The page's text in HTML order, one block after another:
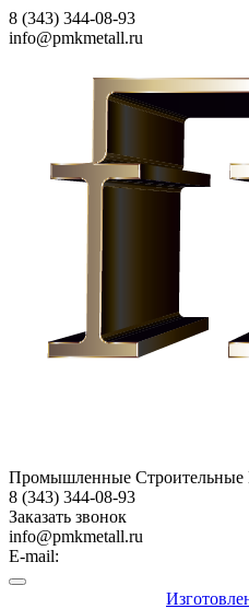
8 (343) 344-08-93
info@pmkmetall.ru
Промышленные Строительные
8 (343) 344-08-93
Заказать звонок
info@pmkmetall.ru
E-mail: